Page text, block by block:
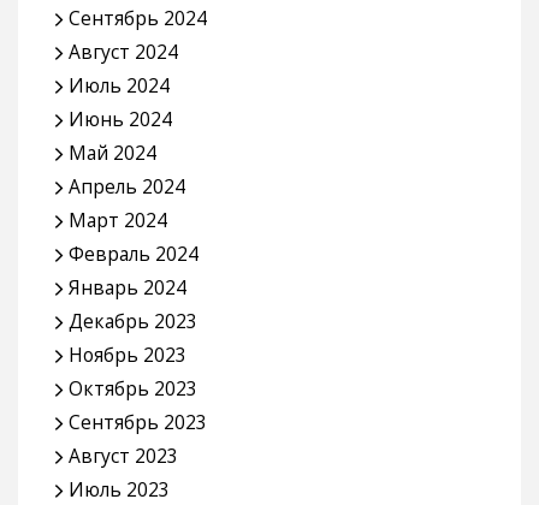
Сентябрь 2024
Август 2024
Июль 2024
Июнь 2024
Май 2024
Апрель 2024
Март 2024
Февраль 2024
Январь 2024
Декабрь 2023
Ноябрь 2023
Октябрь 2023
Сентябрь 2023
Август 2023
Июль 2023